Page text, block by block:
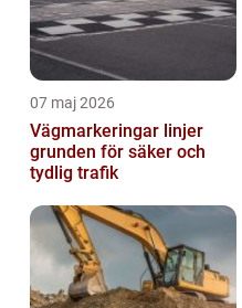
07 maj 2026
Vägmarkeringar linjer
grunden för säker och
tydlig trafik